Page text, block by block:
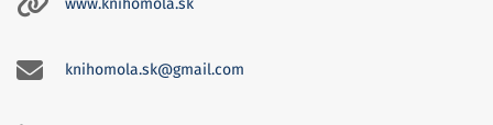
www.knihomola.sk
knihomola.sk@gmail.com